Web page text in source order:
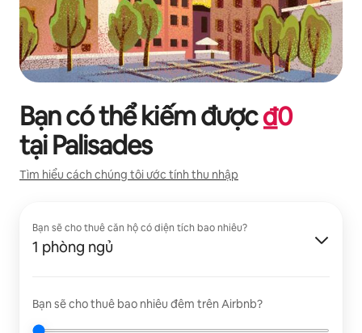
Bạn có thể kiếm được₫0
tạiPalisades
Tìm hiểu cách chúng tôi ước tính thu nhập
Bạn sẽ cho thuê căn hộ có diện tích bao nhiêu?
1 phòng ngủ
Bạn sẽ cho thuê bao nhiêu đêm trên Airbnb?